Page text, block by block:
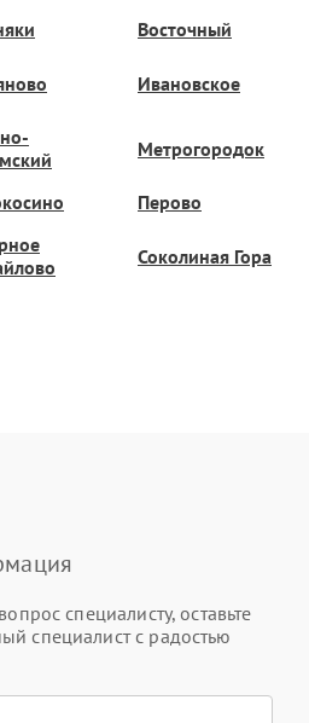
Восточный
Ивановское
Метрогородок
Перово
Соколиная Гора
специалисту, оставьте
специалист с радостью